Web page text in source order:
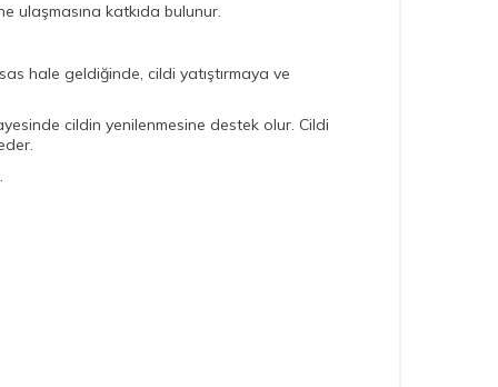
ulaşmasına katkıda bulunur.
hale geldiğinde, cildi yatıştırmaya ve
cildin yenilenmesine destek olur. Cildi